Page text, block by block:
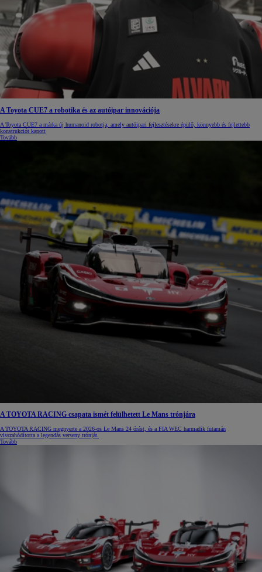
A Toyota CUE7 a robotika és az autóipar innovációja
A Toyota CUE7 a márka új humanoid robotja, amely autóipari fejlesztésekre épülő, könnyebb és fejlettebb
konstrukciót kapott
Tovább
A TOYOTA RACING csapata ismét felülhetett Le Mans trónjára
A TOYOTA RACING megnyerte a 2026-os Le Mans 24 órást, és a FIA WEC harmadik futamán
visszahódította a legendás verseny trónját.
Tovább